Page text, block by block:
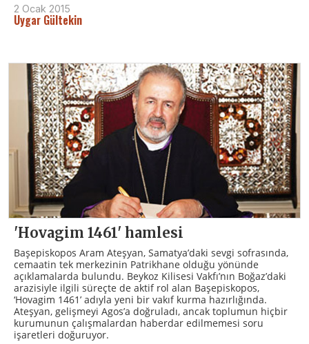
2 Ocak 2015
Uygar Gültekin
'Hovagim 1461' hamlesi
Başepiskopos Aram Ateşyan, Samatya’daki sevgi sofrasında,
cemaatin tek merkezinin Patrikhane olduğu yönünde
açıklamalarda bulundu. Beykoz Kilisesi Vakfı’nın Boğaz’daki
arazisiyle ilgili süreçte de aktif rol alan Başepiskopos,
‘Hovagim 1461’ adıyla yeni bir vakıf kurma hazırlığında.
Ateşyan, gelişmeyi Agos’a doğruladı, ancak toplumun hiçbir
kurumunun çalışmalardan haberdar edilmemesi soru
işaretleri doğuruyor.